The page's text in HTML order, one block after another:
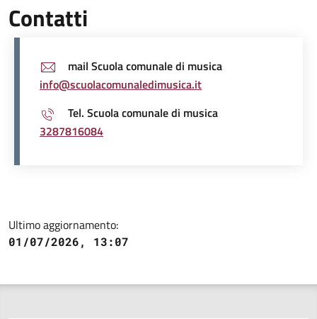
Contatti
mail Scuola comunale di musica
info@scuolacomunaledimusica.it
Tel. Scuola comunale di musica
3287816084
Ultimo aggiornamento:
01/07/2026, 13:07